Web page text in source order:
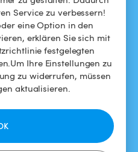
Service zu verbessern!
eine Option in den
erklären Sie sich mit
festgelegten
Ihre Einstellungen zu
zu widerrufen, müssen
aktualisieren.
Für Gastgeber
Meinen Pool vermieten
So funktioniert's
Instagram